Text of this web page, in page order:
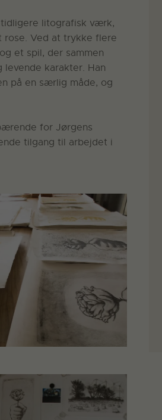
litografisk værk,
rose. Ved at trykke flere
et spil, der sammen
karakter. Han
på en særlig måde, og
for Jørgens
tilgang til arbejdet i